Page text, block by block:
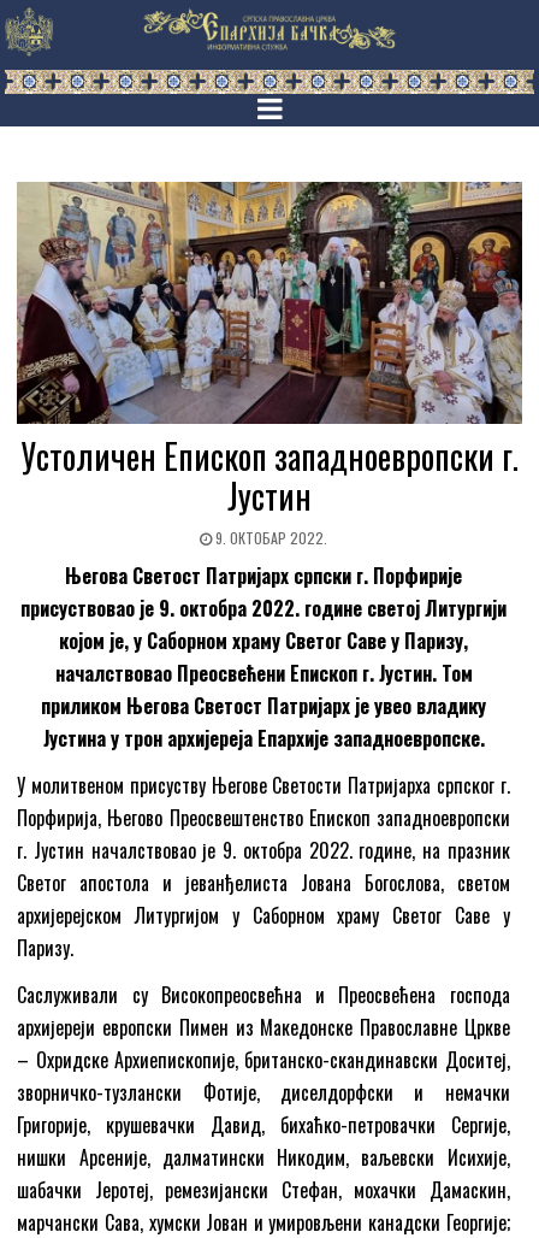
Устоличен Епископ западноевропски г.
Јустин
9. ОКТОБАР 2022.
Његова Светост Патријарх српски г. Порфирије
присуствовао је 9. октобра 2022. године светој Литургији
којом је, у Саборном храму Светог Саве у Паризу,
началствовао Преосвећени Епископ г. Јустин. Том
приликом Његова Светост Патријарх је увео владику
Јустина у трон архијереја Епархије западноевропске.
У молитвеном присуству Његове Светости Патријарха српског г.
Порфирија, Његово Преосвештенство Епископ западноевропски
г. Јустин началствовао је 9. октобра 2022. године, на празник
Светог апостола и јеванђелиста Јована Богослова, светом
архијерејском Литургијом у Саборном храму Светог Саве у
Паризу.
Саслуживали су Високопреосвећна и Преосвећена господа
архијереји европски Пимен из Македонске Православне Цркве
– Охридске Архиепископије, британско-скандинавски Доситеј,
зворничко-тузлански Фотије, диселдорфски и немачки
Григорије, крушевачки Давид, бихаћко-петровачки Сергије,
нишки Арсеније, далматински Никодим, ваљевски Исихије,
шабачки Јеротеј, ремезијански Стефан, мохачки Дамаскин,
марчански Сава, хумски Јован и умировљени канадски Георгије;